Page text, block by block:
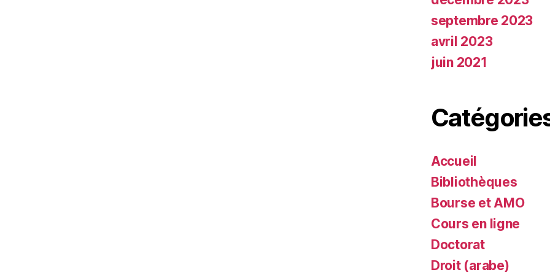
septembre 2023
avril 2023
juin 2021
Accueil
Bibliothèques
Bourse et AMO
Cours en ligne
Doctorat
Droit (arabe)